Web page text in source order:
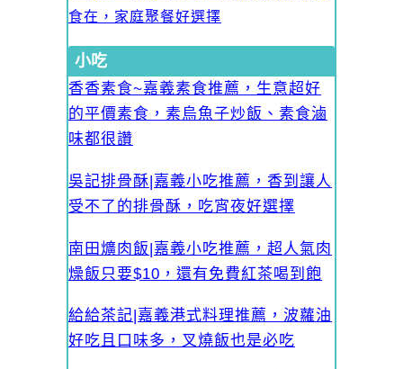
食在，家庭聚餐好選擇
小吃
香香素食~嘉義素食推薦，生意超好
的平價素食，素烏魚子炒飯、素食滷
味都很讚
吳記排骨酥|嘉義小吃推薦，香到讓人
受不了的排骨酥，吃宵夜好選擇
南田爌肉飯|嘉義小吃推薦，超人氣肉
燥飯只要$10，還有免費紅茶喝到飽
給給茶記|嘉義港式料理推薦，波蘿油
好吃且口味多，叉燒飯也是必吃